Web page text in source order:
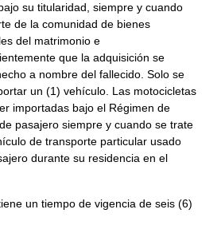
su titularidad, siempre y cuando
de la comunidad de bienes
del matrimonio e
que la adquisición se
a nombre del fallecido. Solo se
un (1) vehículo. Las motocicletas
importadas bajo el Régimen de
pasajero siempre y cuando se trate
de transporte particular usado
durante su residencia en el
un tiempo de vigencia de seis (6)